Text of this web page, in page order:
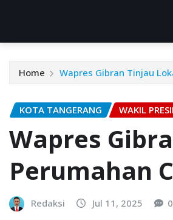
Home Wapres Gibran Tinjau
KOTA TANGERANG WAKIL
Wapres
Perumahan
Redaksi Jul 11, 2025 0